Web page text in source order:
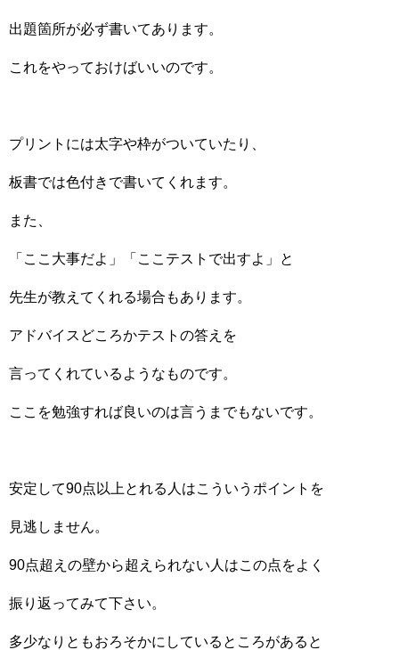
出題箇所が必ず書いてあります。
これをやっておけばいいのです。
プリントには太字や枠がついていたり、
板書では色付きで書いてくれます。
また、
「ここ大事だよ」「ここテストで出すよ」と
先生が教えてくれる場合もあります。
アドバイスどころかテストの答えを
言ってくれているようなものです。
ここを勉強すれば良いのは言うまでもないです。
安定して90点以上とれる人はこういうポイントを
見逃しません。
90点超えの壁から超えられない人はこの点をよく
振り返ってみて下さい。
多少なりともおろそかにしているところがあると